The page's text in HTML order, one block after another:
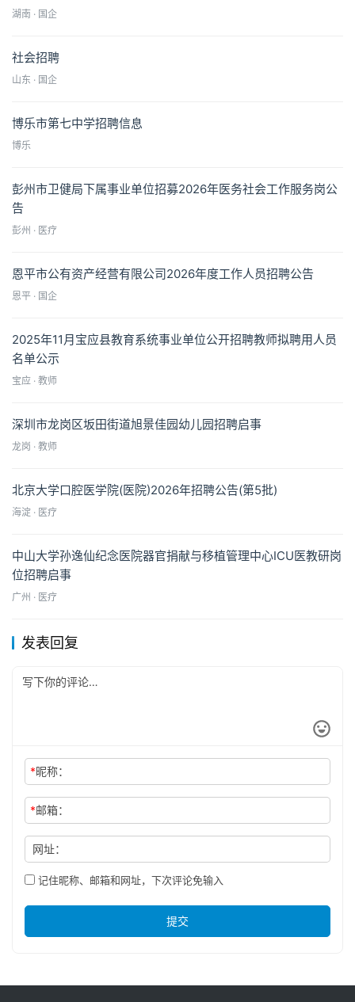
湖南 · 国企
社会招聘
山东 · 国企
博乐市第七中学招聘信息
博乐
彭州市卫健局下属事业单位招募2026年医务社会工作服务岗公
告
彭州 · 医疗
恩平市公有资产经营有限公司2026年度工作人员招聘公告
恩平 · 国企
2025年11月宝应县教育系统事业单位公开招聘教师拟聘用人员
名单公示
宝应 · 教师
深圳市龙岗区坂田街道旭景佳园幼儿园招聘启事
龙岗 · 教师
北京大学口腔医学院(医院)2026年招聘公告(第5批)
海淀 · 医疗
中山大学孙逸仙纪念医院器官捐献与移植管理中心ICU医教研岗
位招聘启事
广州 · 医疗
发表回复
*昵称：
*邮箱：
网址：
记住昵称、邮箱和网址，下次评论免输入
提交